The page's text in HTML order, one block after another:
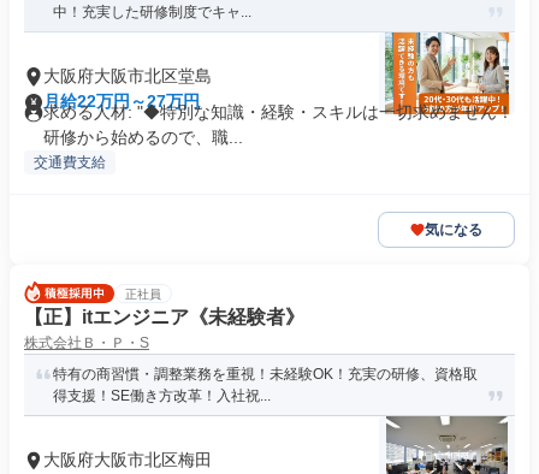
中！充実した研修制度でキャ...
大阪府大阪市北区堂島
月給22万円～27万円
求める人材: "◆特別な知識・経験・スキルは一切求めません！
研修から始めるので、職...
交通費支給
気になる
正社員
【正】itエンジニア《未経験者》
株式会社Ｂ・Ｐ・S
特有の商習慣・調整業務を重視！未経験OK！充実の研修、資格取
得支援！SE働き方改革！入社祝...
大阪府大阪市北区梅田